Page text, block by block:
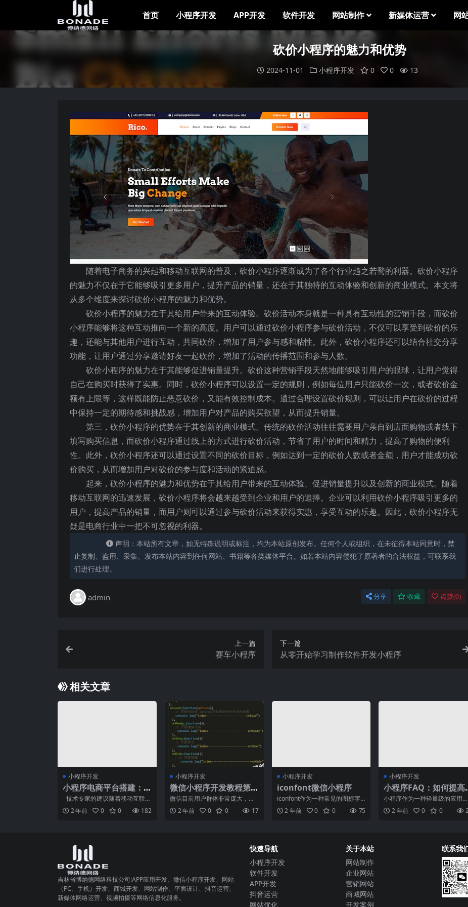
首页 小程序开发 APP开发 软件开发 网站制作 新媒体运营 网
砍价小程序的魅力和优势
2024-11-01 小程序开发 0 0 13
随着电子商务的兴起和移动互联网的普及，砍价小程序逐渐成为了各个行业趋之若鹜的利器。砍价小程序
的魅力不仅在于它能够吸引更多用户，提升产品的销量，还在于其独特的互动体验和创新的商业模式。本文将
从多个维度来探讨砍价小程序的魅力和优势。
砍价小程序的魅力在于其给用户带来的互动体验。砍价活动本身就是一种具有互动性的营销手段，而砍价
小程序能够将这种互动推向一个新的高度。用户可以通过砍价小程序参与砍价活动，不仅可以享受到砍价的乐
趣，还能与其他用户进行互动，共同砍价，增加了用户参与感和粘性。此外，砍价小程序还可以结合社交分享
功能，让用户通过分享邀请好友一起砍价，增加了活动的传播范围和参与人数。
砍价小程序的魅力在于其能够促进销量提升。砍价这种营销手段天然地能够吸引用户的眼球，让用户觉得
自己在购买时获得了实惠。同时，砍价小程序可以设置一定的规则，例如每位用户只能砍价一次，或者砍价金
额有上限等，这样既能防止恶意砍价，又能有效控制成本。通过合理设置砍价规则，可以让用户在砍价的过程
中保持一定的期待感和挑战感，增加用户对产品的购买欲望，从而提升销量。
第三，砍价小程序的优势在于其创新的商业模式。传统的砍价活动往往需要用户亲自到店面购物或者线下
填写购买信息，而砍价小程序通过线上的方式进行砍价活动，节省了用户的时间和精力，提高了购物的便利
性。此外，砍价小程序还可以通过设置不同的砍价目标，例如达到一定的砍价人数或者金额，用户才能成功砍
价购买，从而增加用户对砍价的参与度和活动的紧迫感。
起来，砍价小程序的魅力和优势在于其给用户带来的互动体验、促进销量提升以及创新的商业模式。随着
移动互联网的迅速发展，砍价小程序将会越来越受到企业和用户的追捧。企业可以利用砍价小程序吸引更多的
用户，提高产品的销量，而用户则可以通过参与砍价活动来获得实惠，享受互动的乐趣。因此，砍价小程序无
疑是电商行业中一把不可忽视的利器。
声明：本站所有文章，如无特殊说明或标注，均为本站原创发布。任何个人或组织，在未征得本站同意时，禁
止复制、盗用、采集、发布本站内容到任何网站、书籍等各类媒体平台。如若本站内容侵犯了原著者的合法权益，可联系我
们进行处理。
admin 分享 收藏 点赞(0)
上一篇
赛车小程序
下一篇
从零开始学习制作软件开发小程序
相关文章
小程序开发
小程序电商平台搭建：
从设计到上线
- 技术专家的建议随着移动互联网
的快速发展，小程序电商平台已
成为了许多企业选定的
2 年前 0 0 182
小程序开发
微信小程序开发教程第
二章：项目构架
微信目前用户群体非常庞大，微
信推出公众号以后，火爆程度大
家都看得到，也同样推动着
2 年前 0 0 17
小程序开发
iconfont微信小程序
iconfont作为一种常见的图标字
体库，已经深受广大设计师和开
发者的喜爱和使用
2 年前 0 0 75
小程序开发
小程序FAQ：如何提高
小程序的性能？
小程序作为一种轻量级的应用程
序，已经在移动应用市场中得到
了广泛的应用和认可。然而
2 年前 0 0
吉林省博纳德网络科技公司:APP应用开发、微信小程序开发、网站
（PC、手机）开发、商城开发、网站制作、平面设计、抖音运营、
新媒体网络运营、视频拍摄等网络信息化服务。
快速导航
小程序开发
软件开发
APP开发
抖音运营
网站优化
关于本站
网站制作
企业网站
营销网站
商城网站
开发案例
联系我